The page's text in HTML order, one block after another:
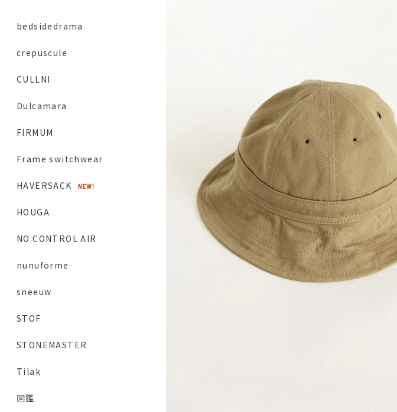
bedsidedrama
crepuscule
CULLNI
Dulcamara
FIRMUM
Frame switchwear
HAVERSACK
HOUGA
NO CONTROL AIR
nunuforme
sneeuw
STOF
STONEMASTER
Tilak
図鑑